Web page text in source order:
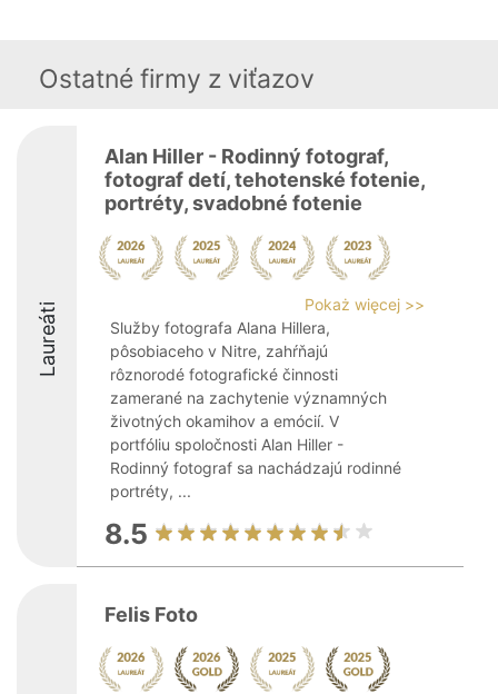
Ostatné firmy z viťazov
Laureáti
Alan Hiller - Rodinný fotograf,
fotograf detí, tehotenské fotenie,
portréty, svadobné fotenie
Pokaż więcej >>
Služby fotografa Alana Hillera,
pôsobiaceho v Nitre, zahŕňajú
rôznorodé fotografické činnosti
zamerané na zachytenie významných
životných okamihov a emócií. V
portfóliu spoločnosti Alan Hiller -
Rodinný fotograf sa nachádzajú rodinné
portréty, ...
8.5
Felis Foto